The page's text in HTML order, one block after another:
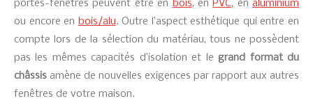
portes-fenêtres peuvent être en bois, en PVC, en aluminium
ou encore en bois/alu. Outre l’aspect esthétique qui entre en
compte lors de la sélection du matériau, tous ne possèdent
pas les mêmes capacités d’isolation et le grand format du
châssis amène de nouvelles exigences par rapport aux autres
fenêtres de votre maison.